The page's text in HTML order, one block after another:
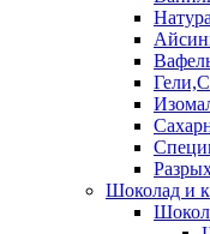
Шоколад и